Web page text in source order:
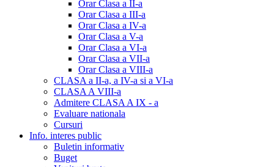
Orar Clasa a II-a
Orar Clasa a III-a
Orar Clasa a IV-a
Orar Clasa a V-a
Orar Clasa a VI-a
Orar Clasa a VII-a
Orar Clasa a VIII-a
CLASA a II-a, a IV-a si a VI-a
CLASA A VIII-a
Admitere CLASA A IX - a
Evaluare nationala
Cursuri
Info. interes public
Buletin informativ
Buget